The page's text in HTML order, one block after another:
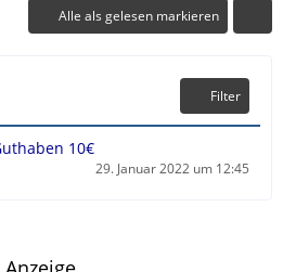
Alle als gelesen markieren
Filter
10€
29. Januar 2022 um 12:45